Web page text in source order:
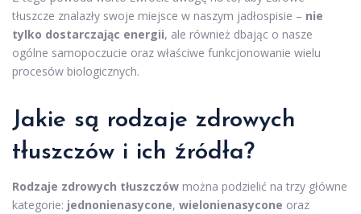
tłuszcze znalazły swoje miejsce w naszym jadłospisie – nie
tylko dostarczając energii, ale również dbając o nasze
ogólne samopoczucie oraz właściwe funkcjonowanie wielu
procesów biologicznych.
Jakie są rodzaje zdrowych
tłuszczów i ich źródła?
Rodzaje zdrowych tłuszczów można podzielić na trzy główne
kategorie: jednonienasycone, wielonienasycone oraz